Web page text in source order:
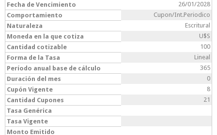
Fecha de Vencimiento
26/01/2028
Comportamiento
Cupon/Int.Periodico
Naturaleza
Escritural
Moneda en la que cotiza
U$S
Cantidad cotizable
100
Forma de la Tasa
Lineal
Período anual base de cálculo
365
Duración del mes
0
Cupón Vigente
8
Cantidad Cupones
21
Tasa Genérica
Tasa Vigente
Monto Emitido